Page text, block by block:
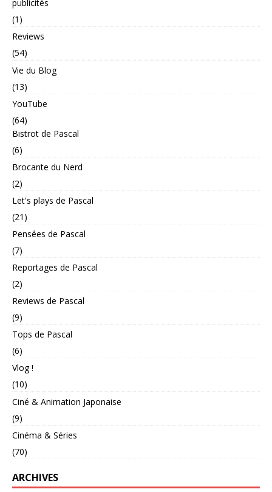
publicités
(1)
Reviews
(54)
Vie du Blog
(13)
YouTube
(64)
Bistrot de Pascal
(6)
Brocante du Nerd
(2)
Let's plays de Pascal
(21)
Pensées de Pascal
(7)
Reportages de Pascal
(2)
Reviews de Pascal
(9)
Tops de Pascal
(6)
Vlog !
(10)
Ciné & Animation Japonaise
(9)
Cinéma & Séries
(70)
ARCHIVES